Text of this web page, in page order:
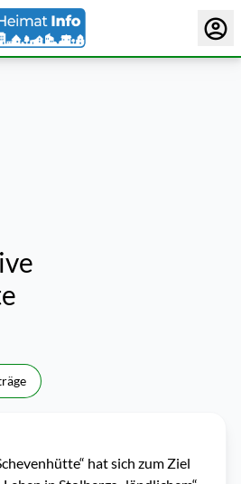
hat sich zum Ziel